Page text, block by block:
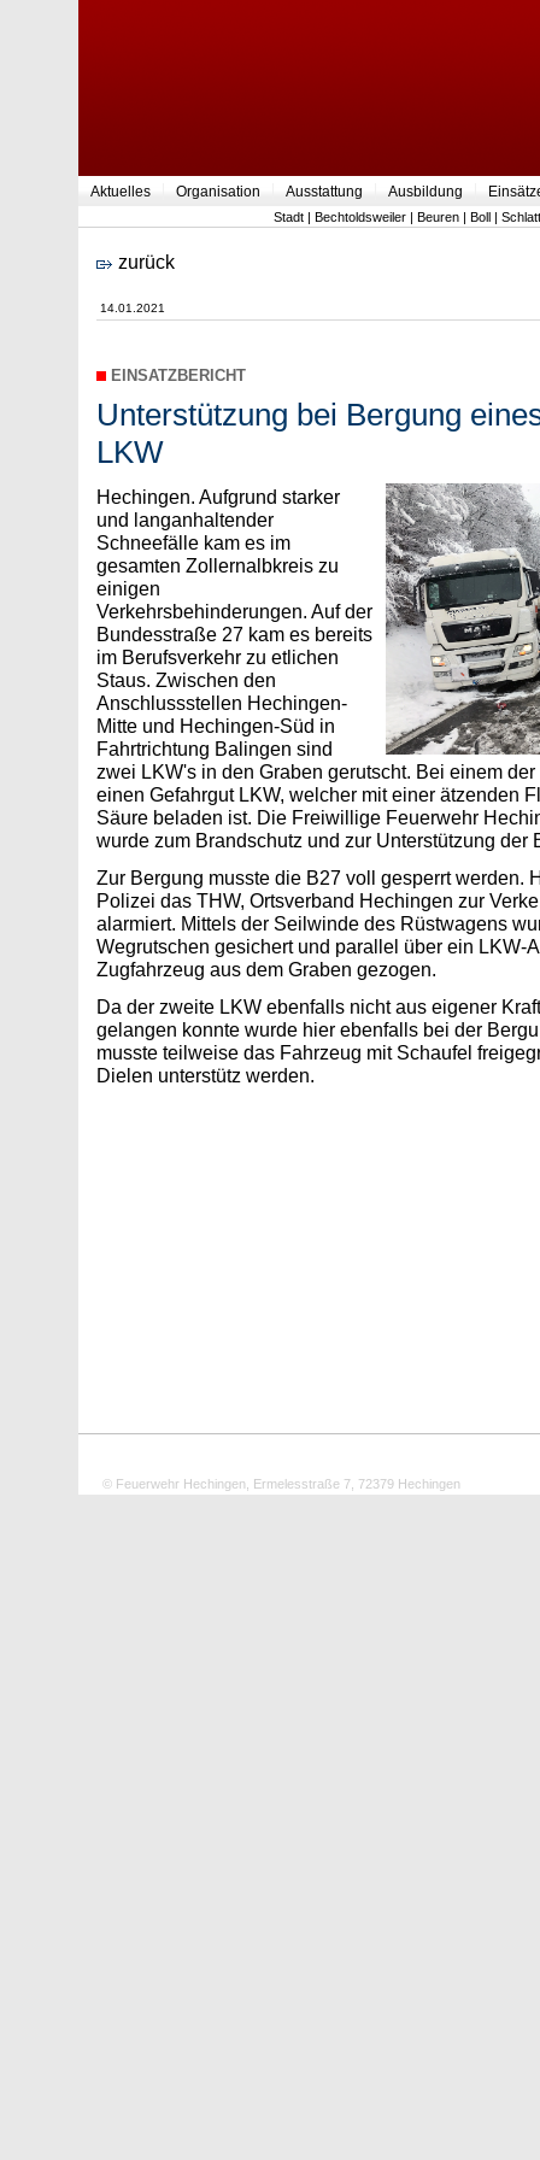
Aktuelles Organisation Ausstattung Ausbildung
Stadt | Bechtoldsweiler | Beuren | Boll | Schlatt
zurück
14.01.2021
EINSATZBERICHT
Unterstützung bei Bergung
LKW
Hechingen. Aufgrund starker
und langanhaltender
Schneefälle kam es im
gesamten Zollernalbkreis zu
einigen
Verkehrsbehinderungen. Auf der
Bundesstraße 27 kam es bereits
im Berufsverkehr zu etlichen
Staus. Zwischen den
Anschlussstellen Hechingen-
Mitte und Hechingen-Süd in
Fahrtrichtung Balingen sind
zwei LKW's in den Graben gerutscht. Bei einem
einen Gefahrgut LKW, welcher mit einer ätzenden
Säure beladen ist. Die Freiwillige Feuerwehr
wurde zum Brandschutz und zur Unterstützung der
Zur Bergung musste die B27 voll gesperrt werden.
Polizei das THW, Ortsverband Hechingen zur
alarmiert. Mittels der Seilwinde des Rüstwagens
Wegrutschen gesichert und parallel über ein LKW-
Zugfahrzeug aus dem Graben gezogen.
Da der zweite LKW ebenfalls nicht aus eigener
gelangen konnte wurde hier ebenfalls bei der
musste teilweise das Fahrzeug mit Schaufel
Dielen unterstütz werden.
© Feuerwehr Hechingen, Ermelesstraße 7, 72379 Hechingen